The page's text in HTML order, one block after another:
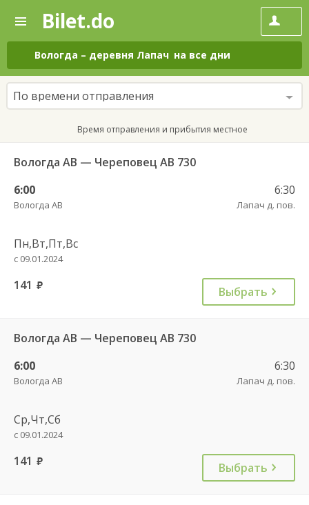
—
Поиск
и
покупка
билетов
на
автобус
онлайн
Bilet.do
Вологда – деревня Лапач на все дни
По времени отправления
Время отправления и прибытия местное
Вологда АВ — Череповец АВ 730
6:00
Вологда АВ
6:30
Лапач д. пов.
Пн,Вт,Пт,Вс
с 09.01.2024
141 руб. Выбрать
Вологда АВ — Череповец АВ 730
6:00
Вологда АВ
6:30
Лапач д. пов.
Ср,Чт,Сб
с 09.01.2024
141 руб. Выбрать